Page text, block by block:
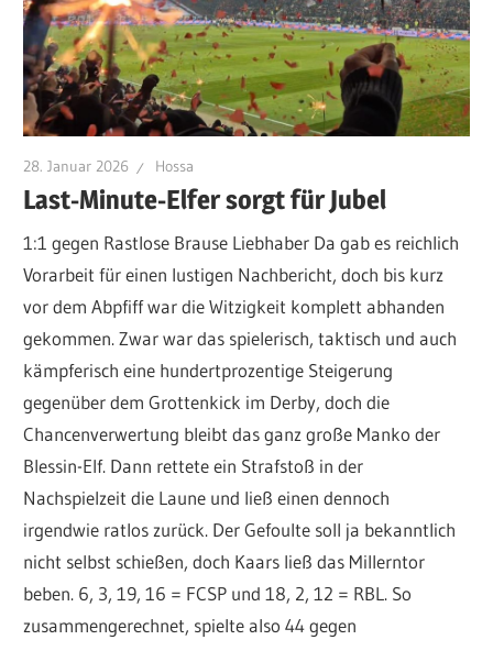
28. Januar 2026 Hossa
Last-Minute-Elfer sorgt für Jubel
1:1 gegen Rastlose Brause Liebhaber Da gab es reichlich
Vorarbeit für einen lustigen Nachbericht, doch bis kurz
vor dem Abpfiff war die Witzigkeit komplett abhanden
gekommen. Zwar war das spielerisch, taktisch und auch
kämpferisch eine hundertprozentige Steigerung
gegenüber dem Grottenkick im Derby, doch die
Chancenverwertung bleibt das ganz große Manko der
Blessin-Elf. Dann rettete ein Strafstoß in der
Nachspielzeit die Laune und ließ einen dennoch
irgendwie ratlos zurück. Der Gefoulte soll ja bekanntlich
nicht selbst schießen, doch Kaars ließ das Millerntor
beben. 6, 3, 19, 16 = FCSP und 18, 2, 12 = RBL. So
zusammengerechnet, spielte also 44 gegen